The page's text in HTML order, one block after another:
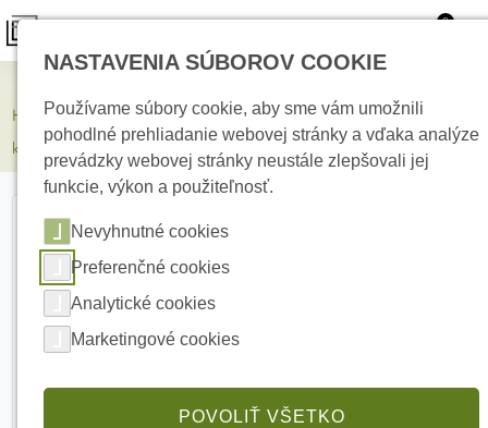
0
HIKVISION DS-2CD2T46G2H-2I(2.8mm)(eF)/BLACK 4 Mpx Bullet
kamera
NASTAVENIA SÚBOROV COOKIE
Používame súbory cookie, aby sme vám umožnili
pohodlné prehliadanie webovej stránky a vďaka analýze
prevádzky webovej stránky neustále zlepšovali jej
funkcie, výkon a použiteľnosť.
Nevyhnutné cookies
Preferenčné cookies
Analytické cookies
Marketingové cookies
POVOLIŤ VŠETKO